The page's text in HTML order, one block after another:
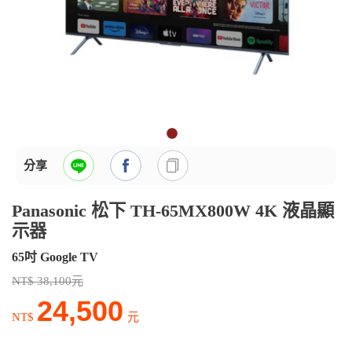
分享
Panasonic 松下 TH-65MX800W 4K 液晶顯
示器
65吋 Google TV
NT$ 38,100元
NT$ 24,500 元